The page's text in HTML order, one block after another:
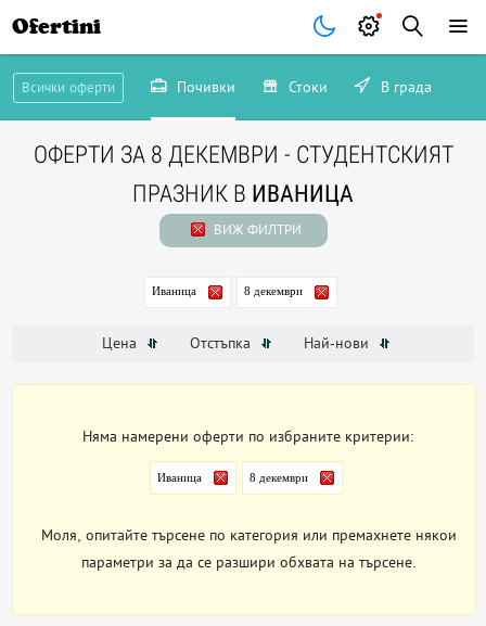
Ofertini
Всички оферти Почивки Стоки В града
ОФЕРТИ ЗА 8 ДЕКЕМВРИ - СТУДЕНТСКИЯТ
ПРАЗНИК В ИВАНИЦА
ВИЖ ФИЛТРИ
Иваница 8 декември
Цена Отстъпка Най-нови
Няма намерени оферти по избраните критерии:
Иваница 8 декември
Моля, опитайте търсене по категория или премахнете някои
параметри за да се разшири обхвата на търсене.